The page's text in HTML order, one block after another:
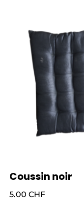
Coussin noir
5.00 CHF